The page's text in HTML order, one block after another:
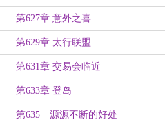
第627章 意外之喜
第629章 太行联盟
第631章 交易会临近
第633章 登岛
第635 源源不断的好处